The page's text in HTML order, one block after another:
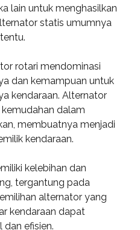
lain untuk menghasilkan
statis umumnya
rotari mendominasi
dan kemampuan untuk
kendaraan. Alternator
dalam
membuatnya menjadi
kendaraan.
kelebihan dan
tergantung pada
alternator yang
kendaraan dapat
efisien.